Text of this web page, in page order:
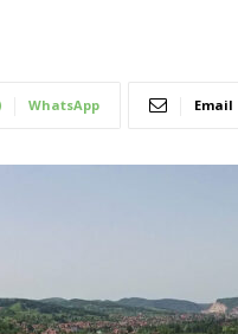
WhatsApp Email